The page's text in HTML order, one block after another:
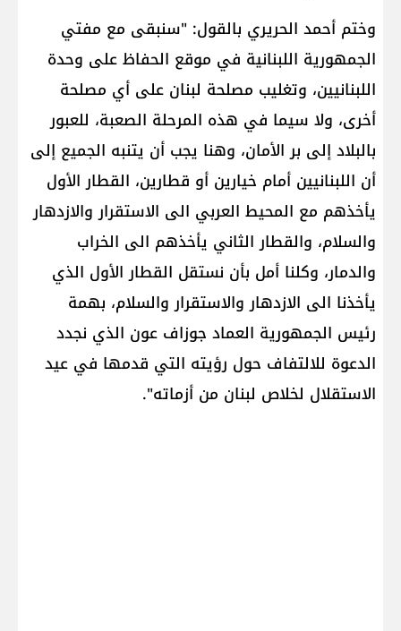
وختم أحمد الحريري بالقول: "سنبقى مع مفتي
الجمهورية اللبنانية في موقع الحفاظ على وحدة
اللبنانيين، وتغليب مصلحة لبنان على أي مصلحة
أخرى، ولا سيما في هذه المرحلة الصعبة، للعبور
بالبلاد إلى بر الأمان، وهنا يجب أن يتنبه الجميع إلى
أن اللبنانيين أمام خيارين أو قطارين، القطار الأول
يأخذهم مع المحيط العربي الى الاستقرار والازدهار
والسلام، والقطار الثاني يأخذهم الى الخراب
والدمار، وكلنا أمل بأن نستقل القطار الأول الذي
يأخذنا الى الازدهار والاستقرار والسلام، بهمة
رئيس الجمهورية العماد جوزاف عون الذي نجدد
الدعوة للالتفاف حول رؤيته التي قدمها في عيد
الاستقلال لخلاص لبنان من أزماته".